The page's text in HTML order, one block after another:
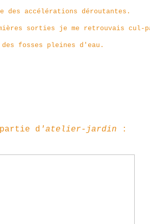
des accélérations déroutantes.
sorties je me retrouvais cul-
fosses pleines d'eau.
d 'atelier-jardin :